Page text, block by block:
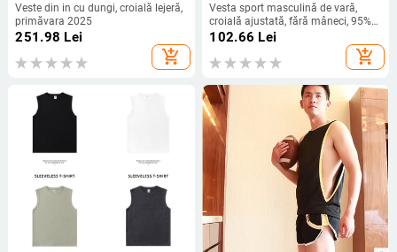
Veste din in cu dungi, croială lejeră,
primăvara 2025
251.98 Lei
add_shopping_cart
Vesta sport masculină de vară,
croială ajustată, fără mâneci, 95%
poliester, model uni
102.66 Lei
add_shopping_cart